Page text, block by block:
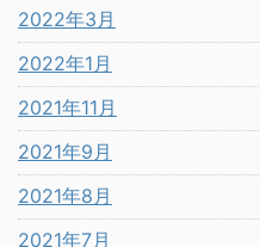
2022年3月
2022年1月
2021年11月
2021年9月
2021年8月
2021年7月